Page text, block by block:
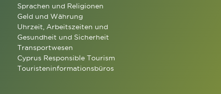
Sprachen und Religionen
Geld und Währung
Uhrzeit, Arbeitszeiten und
Gesundheit und Sicherheit
Transportwesen
Cyprus Responsible Tourism
Touristeninformationsbüros